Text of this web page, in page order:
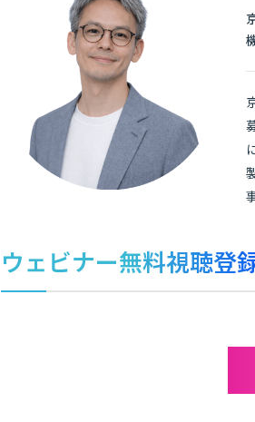
ウェビナー無料視聴登